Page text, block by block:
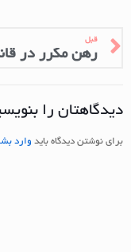
قبل
رهن مکرر در
دیدگاهتان را
برای نوشتن دیدگاه باید وارد